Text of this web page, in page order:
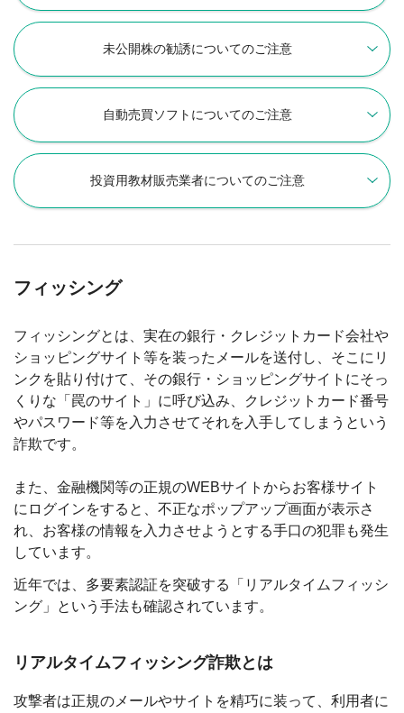
未公開株の勧誘についてのご注意
自動売買ソフトについてのご注意
投資用教材販売業者についてのご注意
フィッシング
フィッシングとは、実在の銀行・クレジットカード会社や
ショッピングサイト等を装ったメールを送付し、そこにリ
ンクを貼り付けて、その銀行・ショッピングサイトにそっ
くりな「罠のサイト」に呼び込み、クレジットカード番号
やパスワード等を入力させてそれを入手してしまうという
詐欺です。
また、金融機関等の正規のWEBサイトからお客様サイト
にログインをすると、不正なポップアップ画面が表示さ
れ、お客様の情報を入力させようとする手口の犯罪も発生
しています。
近年では、多要素認証を突破する「リアルタイムフィッシ
ング」という手法も確認されています。
リアルタイムフィッシング詐欺とは
攻撃者は正規のメールやサイトを精巧に装って、利用者に